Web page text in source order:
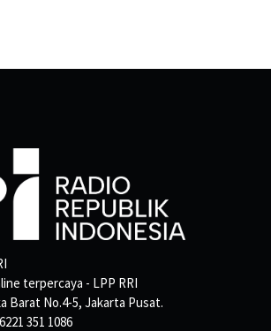
terpercaya - LPP RRI
Barat No.4-5, Jakarta Pusat.
351 1086